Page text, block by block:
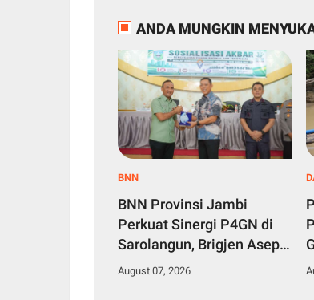
ANDA MUNGKIN
BNN
BNN Provinsi Jambi
Perkuat Sinergi P4GN di
Sarolangun, Brigjen Asep
Ingatkan Bahaya Vape
August 07, 2026